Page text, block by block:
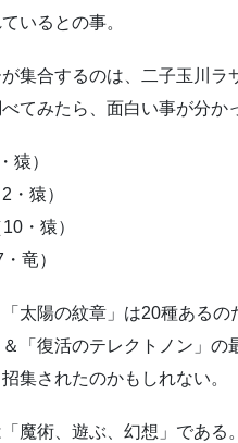
いるとの事。
集合するのは、二子玉川ラ
てみたら、面白い事が分か
猿）
猿）
・猿）
竜）
太陽の紋章」は20種あるの
「復活のテレクトノン」の
集されたのかもしれない。
魔術、遊ぶ、幻想」である